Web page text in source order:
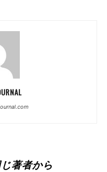
著者から